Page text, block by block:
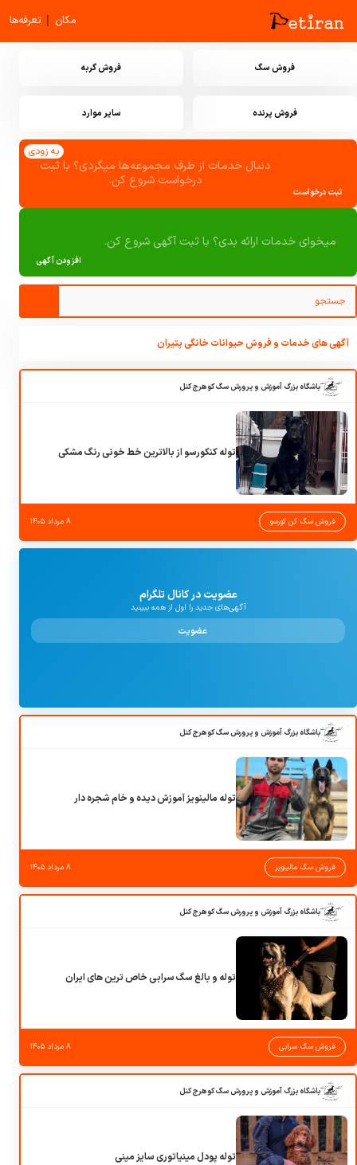
مکان | تعرفه‌ها
فروش سگ فروش گربه
فروش پرنده سایر موارد
ثبت درخواست
دنبال خدمات از طرف مجموعه‌ها میگردی؟ با ثبت
درخواست شروع کن.
به زودی
افزودن آگهی
میخوای خدمات ارائه بدی؟ با ثبت آگهی شروع کن.
آگهی های خدمات و فروش حیوانات خانگی پتیران
باشگاه بزرگ آموزش و پرورش سگ کوهرج کنل
توله کنکورسو از بالاترین خط خونی رنگ مشکی
فروش سگ کن کورسو ۸ مرداد ۱۴۰۵
عضویت در کانال تلگرام
آگهی‌های جدید را اول از همه ببینید
عضویت
باشگاه بزرگ آموزش و پرورش سگ کوهرج کنل
توله مالینویز آموزش دیده و خام شجره دار
فروش سگ مالینویز ۸ مرداد ۱۴۰۵
باشگاه بزرگ آموزش و پرورش سگ کوهرج کنل
توله و بالغ سگ سرابی خاص ترین های ایران
فروش سگ سرابی ۸ مرداد ۱۴۰۵
باشگاه بزرگ آموزش و پرورش سگ کوهرج کنل
توله پودل مینیاتوری سایز مینی